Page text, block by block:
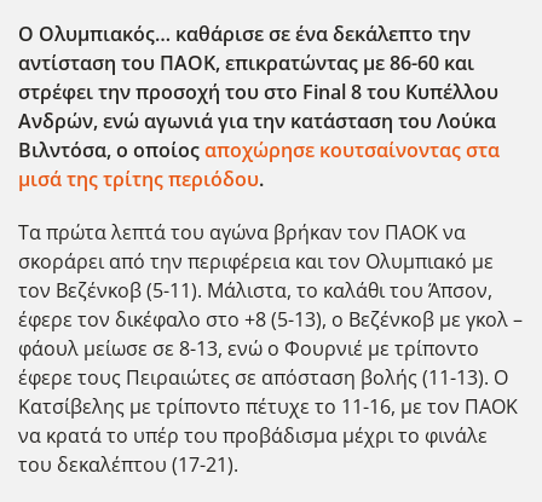
Ο Ολυμπιακός… καθάρισε σε ένα δεκάλεπτο την
αντίσταση του ΠΑΟΚ, επικρατώντας με 86-60 και
στρέφει την προσοχή του στο Final8 του Κυπέλλου
Ανδρών, ενώ αγωνιά για την κατάσταση του Λούκα
Βιλντόσα, ο οποίοςαποχώρησε κουτσαίνοντας στα
μισά της τρίτης περιόδου.
Τα πρώτα λεπτά του αγώνα βρήκαν τον ΠΑΟΚ να
σκοράρει από την περιφέρεια και τον Ολυμπιακό με
τον Βεζένκοβ (5-11). Μάλιστα, το καλάθι του Άπσον,
έφερε τον δικέφαλο στο +8 (5-13), ο Βεζένκοβ με γκολ –
φάουλ μείωσε σε 8-13, ενώ ο Φουρνιέ με τρίποντο
έφερε τους Πειραιώτες σε απόσταση βολής (11-13). Ο
Κατσίβελης με τρίποντο πέτυχε το 11-16, με τον ΠΑΟΚ
να κρατά το υπέρ του προβάδισμα μέχρι το φινάλε
του δεκαλέπτου (17-21).